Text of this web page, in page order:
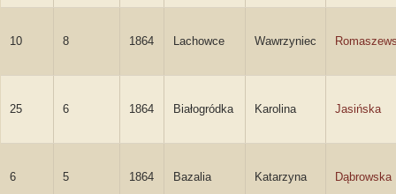
10 8 1864 Lachowce Wawrzyniec
25 6 1864 Białogródka Karolina Jasińska
6 5 1864 Bazalia Katarzyna Dąbrowska